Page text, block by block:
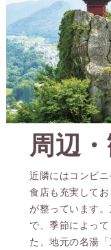
周辺
近隣にはコンビ
食店も充実して
が整っています
で、季節によっ
た、地元の名湯